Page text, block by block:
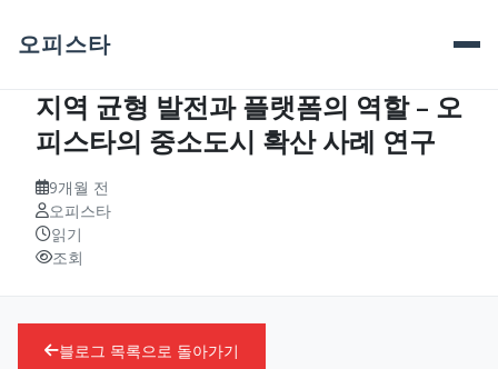
오피스타
지역 균형 발전과 플랫폼의 역할 – 오
피스타의 중소도시 확산 사례 연구
9개월 전
오피스타
읽기
조회
블로그 목록으로 돌아가기